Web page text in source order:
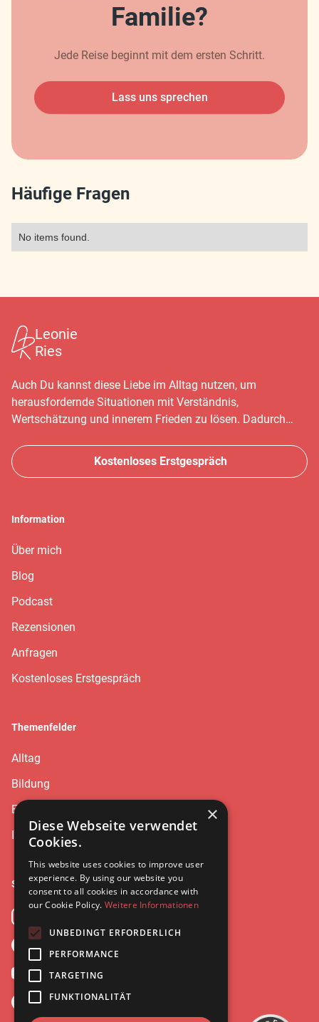
Familie?
Jede Reise beginnt mit dem ersten Schritt.
Lass uns sprechen
Häufige Fragen
No items found.
Leonie
Ries
Auch Du kannst diese Liebe im Alltag nutzen, um
herausfordernde Situationen mit Verständnis,
Wertschätzung und innerem Frieden zu lösen. Dadurch
Kind.
Kostenloses Erstgespräch
Information
Über mich
Blog
Podcast
Rezensionen
Anfragen
Kostenloses Erstgespräch
Themenfelder
Alltag
Bildung
Erziehung
Interviews
Social
Facebook
YouTube
Spotify
×
Diese Webseite verwendet
Cookies.
This website uses cookies to improve user
experience. By using our website you
consent to all cookies in accordance with
our Cookie Policy. Weitere Informationen
UNBEDINGT ERFORDERLICH
PERFORMANCE
TARGETING
FUNKTIONALITÄT
Empfehlungen auf